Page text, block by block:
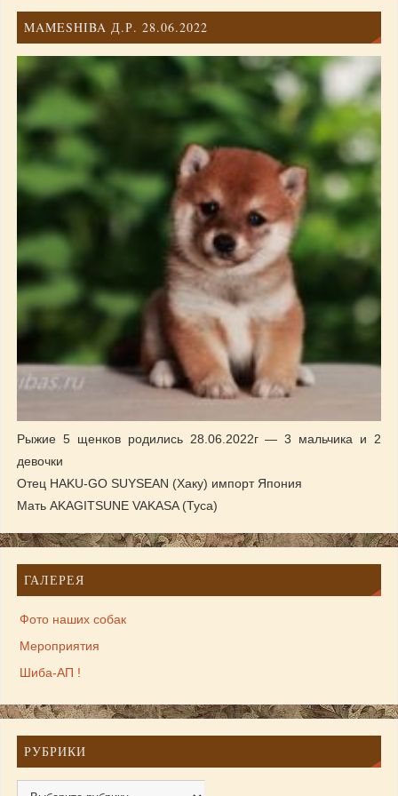
MAMESHIBA Д.Р. 28.06.2022
Рыжие 5 щенков родились 28.06.2022г — 3 мальчика и 2
девочки
Отец HAKU-GO SUYSEAN (Хаку) импорт Япония
Мать AKAGITSUNE VAKASA (Туса)
ГАЛЕРЕЯ
Фото наших собак
Мероприятия
Шиба-АП !
РУБРИКИ